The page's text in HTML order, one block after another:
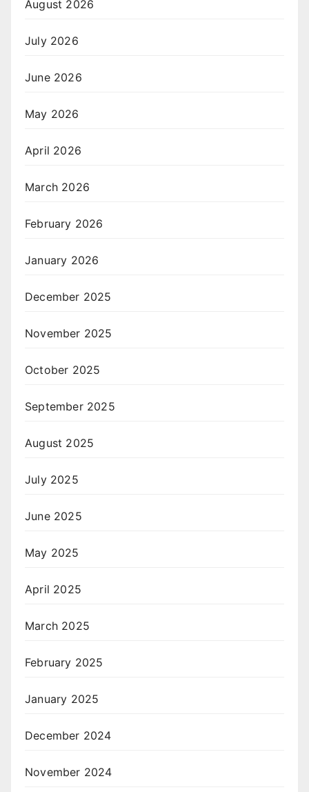
August 2026
July 2026
June 2026
May 2026
April 2026
March 2026
February 2026
January 2026
December 2025
November 2025
October 2025
September 2025
August 2025
July 2025
June 2025
May 2025
April 2025
March 2025
February 2025
January 2025
December 2024
November 2024